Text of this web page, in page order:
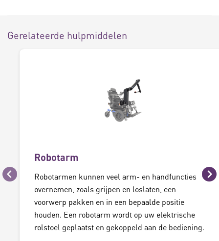
Gerelateerde hulpmiddelen
Vorige
Robotarm
Robotarmen kunnen veel arm- en handfuncties
overnemen, zoals grijpen en loslaten, een
voorwerp pakken en in een bepaalde positie
houden. Een robotarm wordt op uw elektrische
rolstoel geplaatst en gekoppeld aan de bediening.